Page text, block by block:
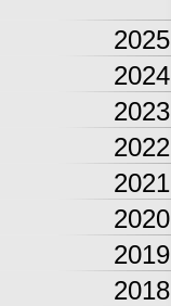
2025
2024
2023
2022
2021
2020
2019
2018